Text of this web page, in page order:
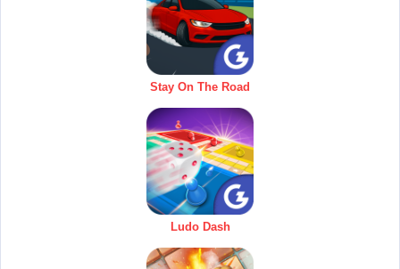
Stay On The Road
Ludo Dash